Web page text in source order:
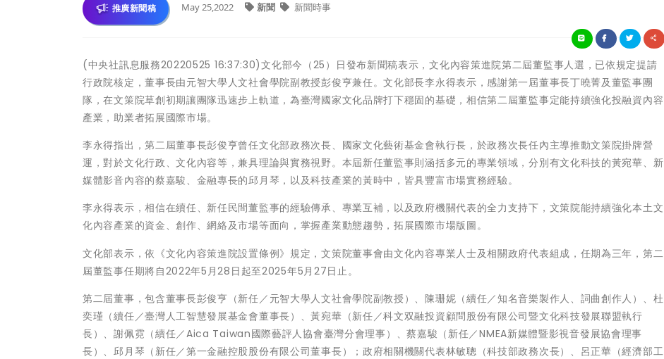
推廣新聞稿 May 25,2022 新聞 新聞時事
(中央社訊息服務20220525 16:37:30)文化部今（25）日發布新聞稿表示，文化內容策進院第二屆董監事人選，已依規定提請
行政院核定，董事長由元智大學人文社會學院副教授彭俊亨兼任。文化部長李永得表示，感謝第一屆董事長丁曉菁及董監事團
隊，在文策院草創初期讓團隊迅速步上軌道，為臺灣國家文化品牌打下穩固的基礎，相信第二屆董監事定能持續強化投融資內容
產業，助業者拓展國際市場。
李永得指出，第二屆董事長彭俊亨曾任文化部政務次長、國家文化藝術基金會執行長，於政務次長任內主導推動文策院掛牌營
運，對於文化行政、文化內容等，兼具理論與實務視野。本屆新任董監事則涵括多元的專業領域，分別有文化科技的黃宛華、新
媒體影音內容的蔡嘉駿、金融專長的邱月琴，以及科技產業的黃時中，皆具豐富市場實務經驗。
李永得表示，相信在續任、新任民間董監事的經驗傳承、專業互補，以及政府機關代表的全力支持下，文策院能持續強化本土文
化內容產業的資金、創作、網絡及市場等面向，掌握產業動態趨勢，拓展國際市場版圖。
文化部表示，依《文化內容策進院設置條例》規定，文策院董事會由文化內容專業人士及相關政府代表組成，任期為三年，第二
屆董監事任期將自2022年5月28日起至2025年5月27日止。
第二屆董事，包含董事長彭俊亨（新任／元智大學人文社會學院副教授）、陳珊妮（續任／知名音樂製作人、詞曲創作人）、杜
奕瑾（續任／臺灣人工智慧發展基金會董事長）、黃宛華（新任／科文双融投資顧問股份有限公司暨文化科技發展聯盟執行
長）、謝佩霓（續任／Aica Taiwan國際藝評人協會臺灣分會理事）、蔡嘉駿（新任／NMEA新媒體暨影視音發展協會理事
長）、邱月琴（新任／第一金融控股股份有限公司董事長）；政府相關機關代表林敏聰（科技部政務次長）、呂正華（經濟部工